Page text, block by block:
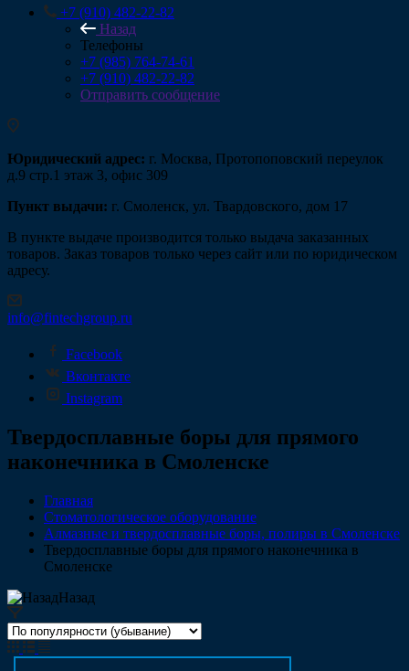
+7 (910) 482-22-82
Назад
Телефоны
+7 (985) 764-74-61
+7 (910) 482-22-82
Отправить сообщение
Юридический адрес: г. Москва, Протопоповский переулок
д.9 стр.1 этаж 3, офис 309
Пункт выдачи: г. Смоленск, ул. Твардовского, дом 17
В пункте выдаче производится только выдача заказанных
товаров. Заказ товаров только через сайт или по юридическом
адресу.
info@fintechgroup.ru
Facebook
Вконтакте
Instagram
Твердосплавные боры для прямого
наконечника в Смоленске
Главная
Стоматологическое оборудование
Алмазные и твердосплавные боры, полиры в Смоленске
Твердосплавные боры для прямого наконечника в
Смоленске
Назад